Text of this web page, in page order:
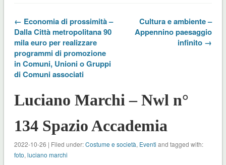
← Economia di prossimità –
Dalla Città metropolitana 90
mila euro per realizzare
programmi di promozione
in Comuni, Unioni o Gruppi
di Comuni associati
Cultura e ambiente –
Appennino paesaggio
infinito →
Luciano Marchi – Nwl n°
134 Spazio Accademia
2022-10-26 | Filed under:Costume e società, Eventi and tagged with:
foto, luciano marchi